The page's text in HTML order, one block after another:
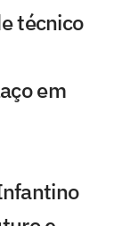
técnico
em